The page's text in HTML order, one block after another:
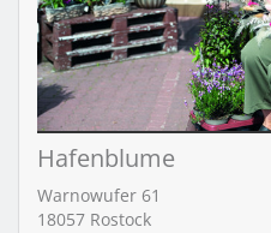
Hafenblume
Warnowufer 61
18057 Rostock